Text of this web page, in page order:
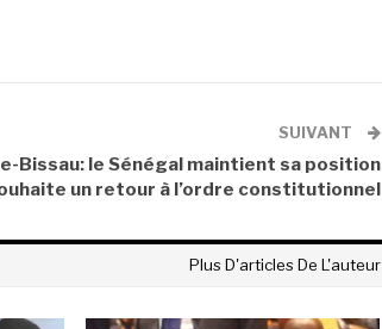
SUIVANT
Bissau: le Sénégal maintient sa position
un retour à l’ordre constitutionnel
Plus D'articles De L'auteur